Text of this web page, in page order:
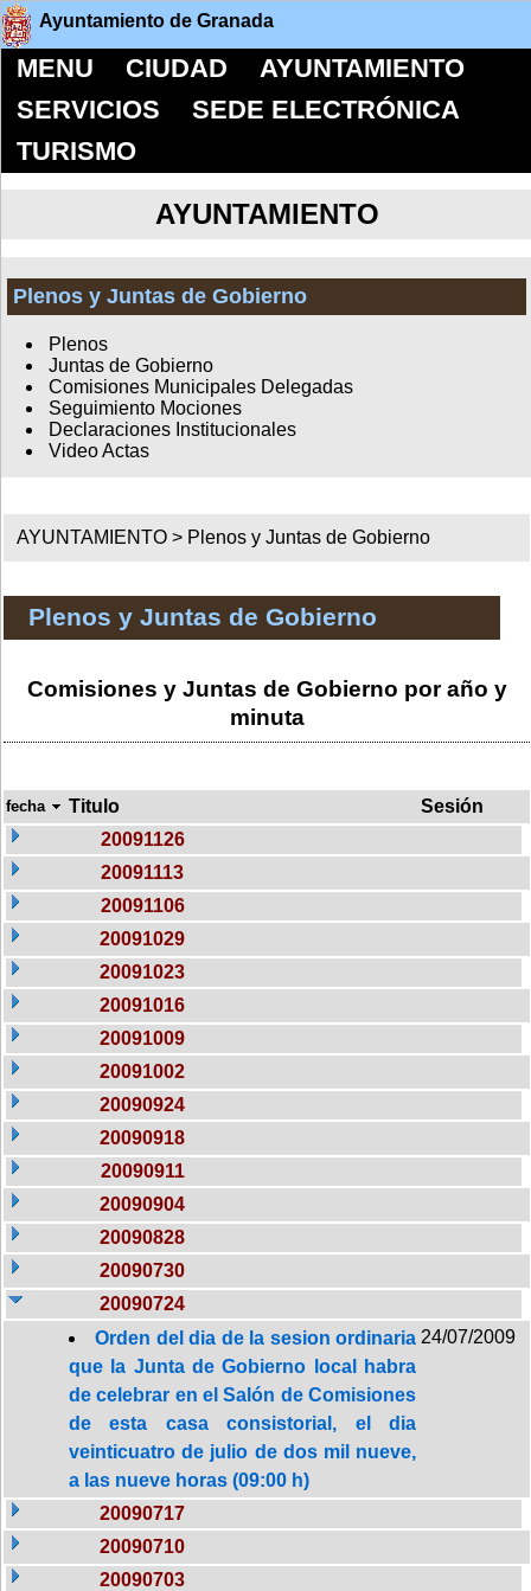
Ayuntamiento de Granada
MENU CIUDAD
AYUNTAMIENTO
SERVICIOS
SEDE ELECTRÓNICA
TURISMO
AYUNTAMIENTO
Plenos y Juntas de Gobierno
Plenos
Juntas de Gobierno
Comisiones Municipales Delegadas
Seguimiento Mociones
Declaraciones Institucionales
Video Actas
AYUNTAMIENTO > Plenos y Juntas de Gobierno
Plenos y Juntas de Gobierno
Comisiones y Juntas de Gobierno por año y
minuta
fecha Titulo
Sesión
20091126
20091113
20091106
20091029
20091023
20091016
20091009
20091002
20090924
20090918
20090911
20090904
20090828
20090730
20090724
Orden del dia de la sesion ordinaria
que la Junta de Gobierno local habra
de celebrar en el Salón de Comisiones
de esta casa consistorial, el dia
veinticuatro de julio de dos mil nueve,
a las nueve horas (09:00 h)
24/07/2009
20090717
20090710
20090703